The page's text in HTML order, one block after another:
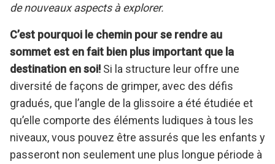
de nouveaux aspects à explorer.
C’est pourquoi le chemin pour se rendre au
sommet est en fait bien plus important que la
destination en soi! Si la structure leur offre une
diversité de façons de grimper, avec des défis
gradués, que l’angle de la glissoire a été étudiée et
qu’elle comporte des éléments ludiques à tous les
niveaux, vous pouvez être assurés que les enfants y
passeront non seulement une plus longue période à